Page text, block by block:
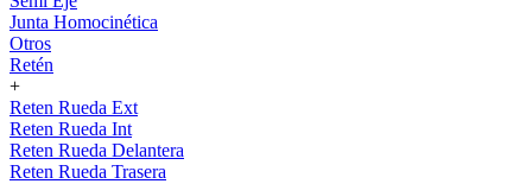
Junta Homocinética
Otros
Retén
+
Reten Rueda Ext
Reten Rueda Int
Reten Rueda Delantera
Reten Rueda Trasera